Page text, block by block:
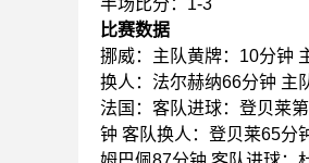
半场比分：1-3
比赛数据
挪威：主队黄牌：10分钟
换人：法尔赫纳66分钟 主
法国：客队进球：登贝莱
钟 客队换人：登贝莱65分